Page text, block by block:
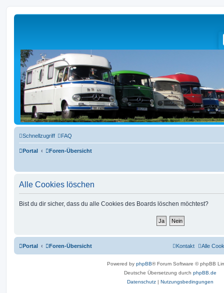
Schnellzugriff FAQ
Portal Foren-Übersicht
Alle Cookies löschen
Bist du dir sicher, dass du alle Cookies des Boards löschen möchtest?
Portal Foren-Übersicht Alle
Kontakt
Powered by phpBB® Forum Software © phpBB
Deutsche Übersetzung durch phpBB.de
Datenschutz | Nutzungsbedingungen